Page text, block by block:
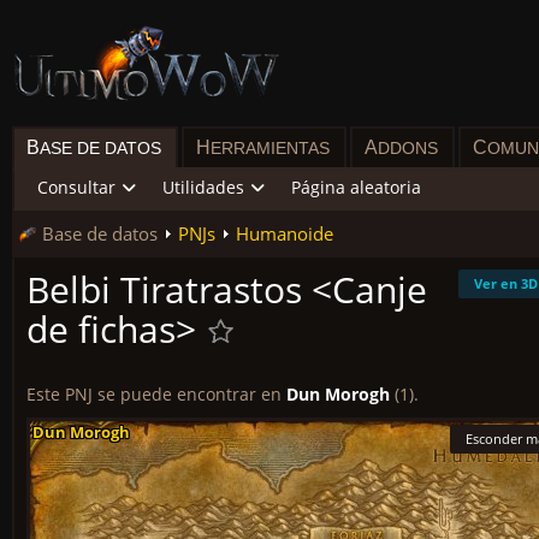
BASE DE DATOS H ERRAMIENTAS ADDONS C
Consultar Utilidades Página aleatoria
Base de datos PNJs Humanoide
Ver en 3D
Belbi Tiratrastos <Canje
de fichas>
Este PNJ se puede encontrar en Dun Morogh (1).
Esconder
Dun Morogh
Dun Morogh
Dun Morogh
Dun Morogh
Dun Morogh
Dun Morogh
Dun Morogh
Dun Morogh
Dun Morogh